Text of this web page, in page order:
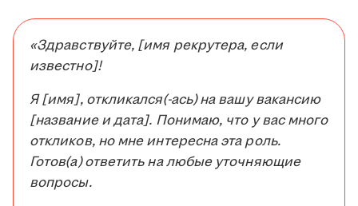
«Здравствуйте, [имя рекрутера, если
известно]!
Я [имя], откликался(-ась) на вашу вакансию
[название и дата]. Понимаю, что у вас много
откликов, но мне интересна эта роль.
Готов(а) ответить на любые уточняющие
вопросы.